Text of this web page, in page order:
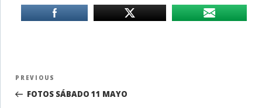
Navegación
entradas
Previous
Post
PREVIOUS
FOTOS SÁBADO 11 MAYO